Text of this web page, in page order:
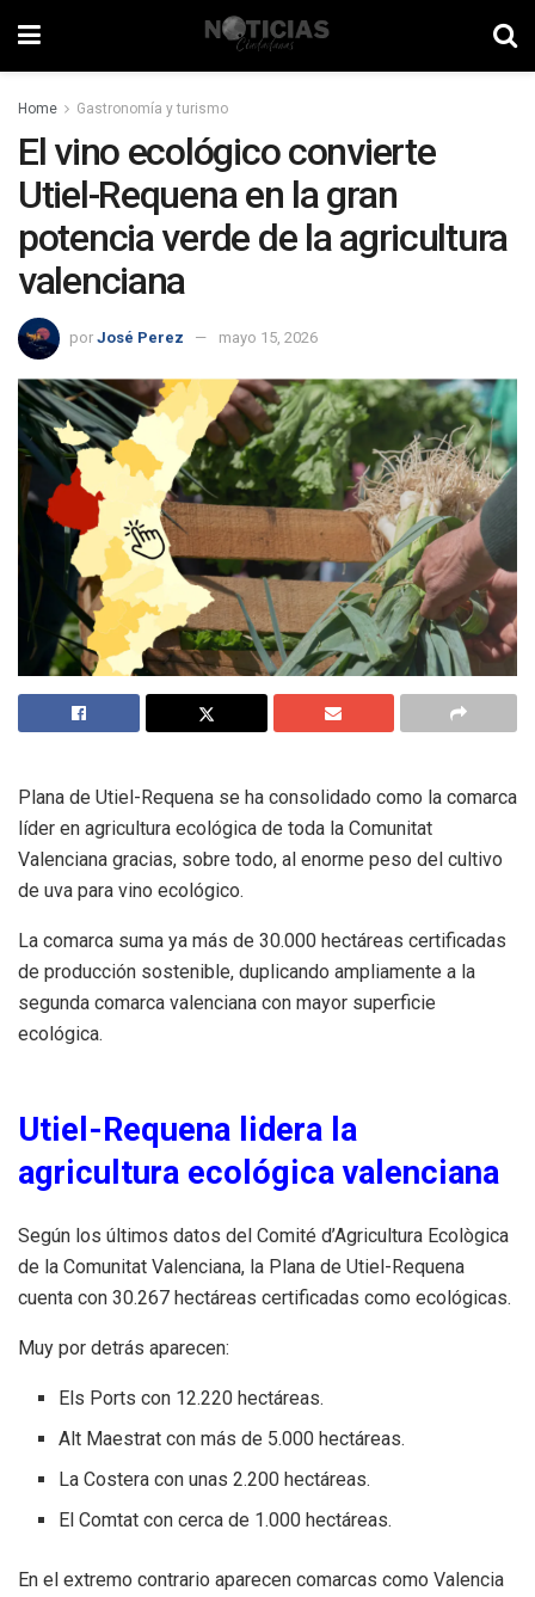
Home Gastronomía y turismo
El vino ecológico convierte
Utiel-Requena en la gran
potencia verde de la agricultura
valenciana
por José Perez mayo 15, 2026
Plana de Utiel-Requena se ha consolidado como la comarca
líder en agricultura ecológica de toda la Comunitat
Valenciana gracias, sobre todo, al enorme peso del cultivo
de uva para vino ecológico.
La comarca suma ya más de 30.000 hectáreas certificadas
de producción sostenible, duplicando ampliamente a la
segunda comarca valenciana con mayor superficie
ecológica.
Utiel-Requena lidera la
agricultura ecológica valenciana
Según los últimos datos del Comité d’Agricultura Ecològica
de la Comunitat Valenciana, la Plana de Utiel-Requena
cuenta con 30.267 hectáreas certificadas como ecológicas.
Muy por detrás aparecen:
Els Ports con 12.220 hectáreas.
Alt Maestrat con más de 5.000 hectáreas.
La Costera con unas 2.200 hectáreas.
El Comtat con cerca de 1.000 hectáreas.
En el extremo contrario aparecen comarcas como Valencia